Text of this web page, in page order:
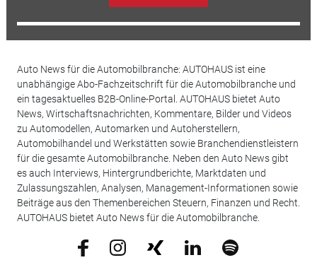
Auto News für die Automobilbranche: AUTOHAUS ist eine
unabhängige Abo-Fachzeitschrift für die Automobilbranche und
ein tagesaktuelles B2B-Online-Portal. AUTOHAUS bietet Auto
News, Wirtschaftsnachrichten, Kommentare, Bilder und Videos
zu Automodellen, Automarken und Autoherstellern,
Automobilhandel und Werkstätten sowie Branchendienstleistern
für die gesamte Automobilbranche. Neben den Auto News gibt
es auch Interviews, Hintergrundberichte, Marktdaten und
Zulassungszahlen, Analysen, Management-Informationen sowie
Beiträge aus den Themenbereichen Steuern, Finanzen und Recht.
AUTOHAUS bietet Auto News für die Automobilbranche.